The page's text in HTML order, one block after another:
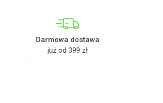
Darmowa dostawa
już od 399 zł